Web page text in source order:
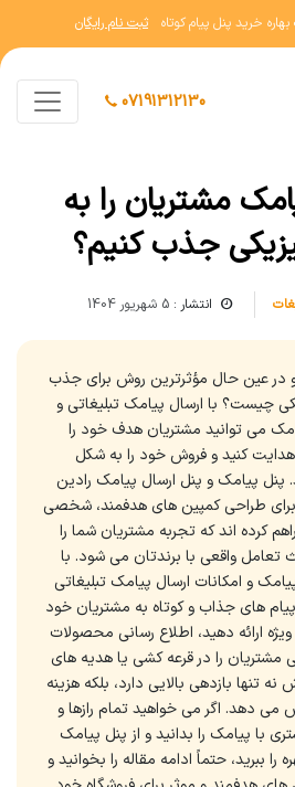
بهاره خرید پنل پیام کوتاه ثبت نام رایگان
07191312130
مشتریان را به
جذب کنیم؟
انتشار : 5 شهریور 1404
و در عین حال مؤثرترین روش برای جذب
چیست؟ با ارسال پیامک تبلیغاتی و
می توانید مشتریان هدف خود را
کنید و فروش خود را به شکل
پیامک و پنل ارسال پیامک رادین
برای طراحی کمپین های هدفمند، شخصی
کرده اند که تجربه مشتریان شما را
واقعی با برندتان می شود. با
و امکانات ارسال پیامک تبلیغاتی
های جذاب و کوتاه به مشتریان خود
ارائه دهید، اطلاع رسانی محصولات
مشتریان را در قرعه کشی یا هدیه های
تنها بازدهی بالایی دارد، بلکه هزینه
می دهد. اگر می خواهید تمام رازها و
با پیامک را بدانید و از پنل پیامک
ببرید، حتماً ادامه مقاله را بخوانید و